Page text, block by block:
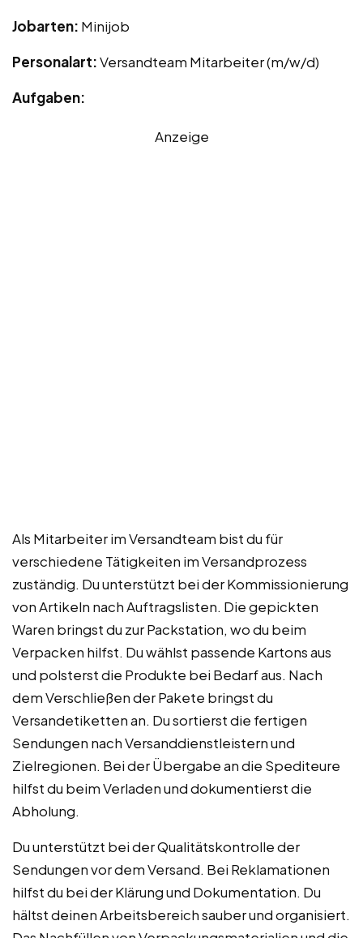
Jobarten: Minijob
Personalart:Versandteam Mitarbeiter (m/w/d)
Aufgaben:
Anzeige
Als Mitarbeiter im Versandteam bist du für
verschiedene Tätigkeiten im Versandprozess
zuständig. Du unterstützt bei der Kommissionierung
von Artikeln nach Auftragslisten. Die gepickten
Waren bringst du zur Packstation, wo du beim
Verpacken hilfst. Du wählst passende Kartons aus
und polsterst die Produkte bei Bedarf aus. Nach
dem Verschließen der Pakete bringst du
Versandetiketten an. Du sortierst die fertigen
Sendungen nach Versanddienstleistern und
Zielregionen. Bei der Übergabe an die Spediteure
hilfst du beim Verladen und dokumentierst die
Abholung.
Du unterstützt bei der Qualitätskontrolle der
Sendungen vor dem Versand. Bei Reklamationen
hilfst du bei der Klärung und Dokumentation. Du
hältst deinen Arbeitsbereich sauber und organisiert.